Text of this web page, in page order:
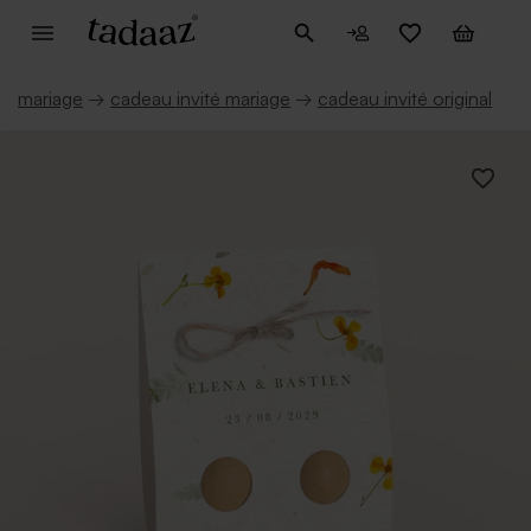
mariage → cadeau invité mariage → cadeau invité original